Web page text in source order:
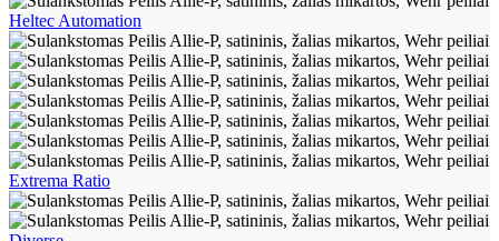
Heltec Automation
Extrema Ratio